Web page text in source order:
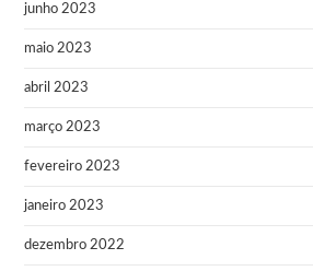
junho 2023
maio 2023
abril 2023
março 2023
fevereiro 2023
janeiro 2023
dezembro 2022